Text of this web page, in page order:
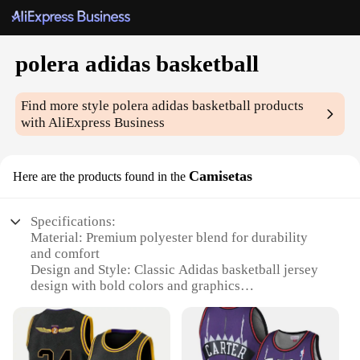
polera adidas basketball
Find more stylepolera adidas basketball products
with AliExpress Business
Here are the products found in the Camisetas
Specifications:
Material: Premium polyester blend for durability
and comfort
Design and Style: Classic Adidas basketball jersey
design with bold colors and graphics
practice sessions, or casual wear
Performance and Property: Breathable fabric to
keep you cool during intense play